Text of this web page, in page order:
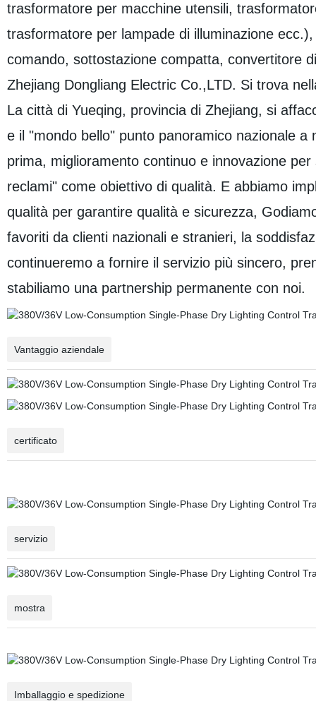
trasformatore per macchine utensili,
trasformatore per lampade di illuminazione
comando, sottostazione compatta, convertitore
Zhejiang Dongliang Electric Co.,LTD. Si trova
La città di Yueqing, provincia di Zhejiang, si
e il "mondo bello" punto panoramico nazionale
prima, miglioramento continuo e innovazione
reclami" come obiettivo di qualità. E abbiamo
qualità per garantire qualità e sicurezza,
favoriti da clienti nazionali e stranieri, la
continueremo a fornire il servizio più sincero,
stabiliamo una partnership permanente con noi.
Vantaggio aziendale
certificato
servizio
mostra
Imballaggio e spedizione